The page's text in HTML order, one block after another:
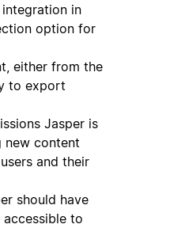
in
option for
either from the
to export
Jasper is
new content
and their
should have
to